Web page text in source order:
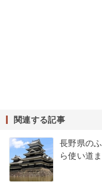
関連する記事
長野県の
ら使い道